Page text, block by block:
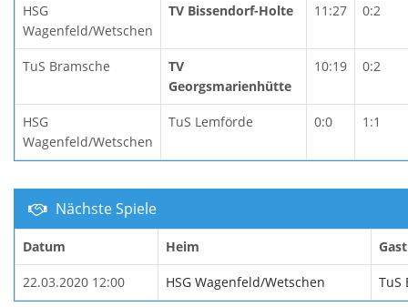
HSG
Wagenfeld/Wetschen
TV Bissendorf-Holte 11:27 0:2
TuS Bramsche
TV
Georgsmarienhütte
10:19 0:2
HSG
Wagenfeld/Wetschen
TuS Lemförde 0:0 1:1
Nächste Spiele
Datum Heim Gast
22.03.2020 12:00 HSG Wagenfeld/Wetschen TuS